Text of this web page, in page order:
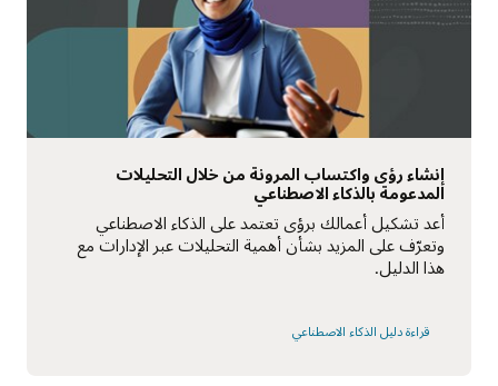
إنشاء رؤى واكتساب المرونة من خلال التحليلات
المدعومة بالذكاء الاصطناعي
أعد تشكيل أعمالك برؤى تعتمد على الذكاء الاصطناعي
وتعرّف على المزيد بشأن أهمية التحليلات عبر الإدارات مع
هذا الدليل.
قراءة دليل الذكاء الاصطناعي